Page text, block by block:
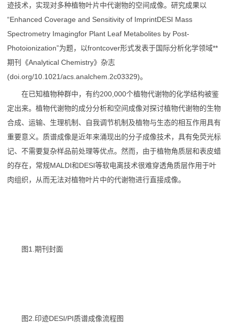
迹技术，实现对多种植物叶片中代谢物的空间成像。研究成果以
“Enhanced Coverage and Sensitivity of ImprintDESI Mass
Spectrometry Imagingfor Plant Leaf Metabolites by Post-
Photoionization”为题，以frontcover形式发表于国际分析化学领域**
期刊《Analytical Chemistry》杂志
(doi.org/10.1021/acs.analchem.2c03329)。
在已知植物种群中，有约200,000个植物代谢物的化学结构被鉴
定出来。植物代谢物的成分分析和空间成像对探讨植物代谢物的生物
合成、运输、生理机制、自我调节机制及植物与生态的相互作用具有
重要意义。质谱成像是近年来涌现出的分子成像技术，具有免荧光标
记、不需要复杂样品前处理等优点。然而，由于植物角质层和表皮蜡
的存在，常规MALDI和DESI等软电离技术很难穿透角质层作用于叶
肉组织，从而无法对植物叶片中的代谢物进行直接成像。
图1.期刊封面
图2.印迹DESI/PI质谱成像流程图